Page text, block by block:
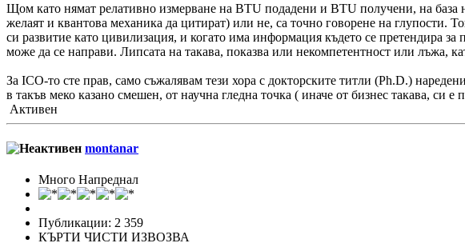
Щом като нямат релативно измерване на BTU подадени и BTU получени, на база
желаят и квантова механика да цитират) или не, са точно говорене на глупости.
си развитие като цивилизация, и когато има информация където се претендира
може да се направи. Липсата на такава, показва или некомпетентност или лъжа,
За ICO-то сте прав, само съжалявам тези хора с докторските титли (Ph.D.)
в такъв меко казано смешен, от научна гледна точка ( иначе от бизнес такава, си е
Активен
montanar
Много Напреднал
Публикации: 2 359
КЪРТИ ЧИСТИ ИЗВОЗВА